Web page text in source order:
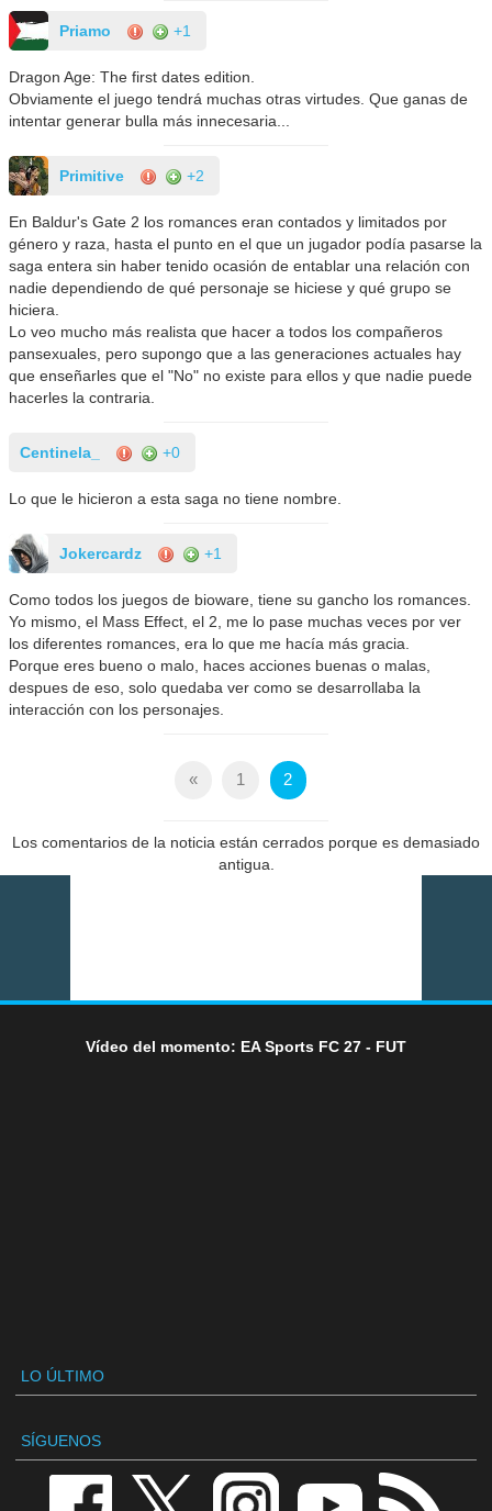
Priamo +1
Dragon Age: The first dates edition.
Obviamente el juego tendrá muchas otras virtudes. Que ganas de
intentar generar bulla más innecesaria...
Primitive +2
En Baldur's Gate 2 los romances eran contados y limitados por
género y raza, hasta el punto en el que un jugador podía pasarse la
saga entera sin haber tenido ocasión de entablar una relación con
nadie dependiendo de qué personaje se hiciese y qué grupo se
hiciera.
Lo veo mucho más realista que hacer a todos los compañeros
pansexuales, pero supongo que a las generaciones actuales hay
que enseñarles que el "No" no existe para ellos y que nadie puede
hacerles la contraria.
Centinela_ +0
Lo que le hicieron a esta saga no tiene nombre.
Jokercardz +1
Como todos los juegos de bioware, tiene su gancho los romances.
Yo mismo, el Mass Effect, el 2, me lo pase muchas veces por ver
los diferentes romances, era lo que me hacía más gracia.
Porque eres bueno o malo, haces acciones buenas o malas,
despues de eso, solo quedaba ver como se desarrollaba la
interacción con los personajes.
« 1 2
Los comentarios de la noticia están cerrados porque es demasiado
antigua.
Vídeo del momento: EA Sports FC 27 - FUT
LO ÚLTIMO
SÍGUENOS